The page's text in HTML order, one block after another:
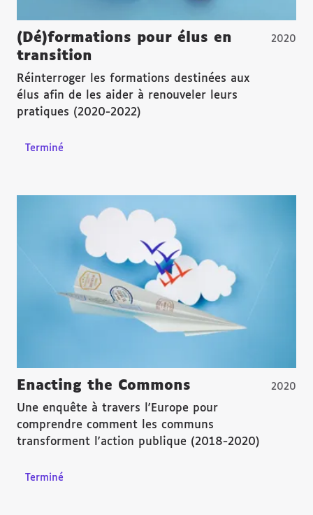
(Dé)formations pour élus en
transition
Réinterroger les formations destinées aux
élus afin de les aider à renouveler leurs
pratiques (2020-2022)
Terminé
2020
Enacting the Commons
Une enquête à travers l'Europe pour
comprendre comment les communs
transforment l'action publique (2018-2020)
Terminé
2020